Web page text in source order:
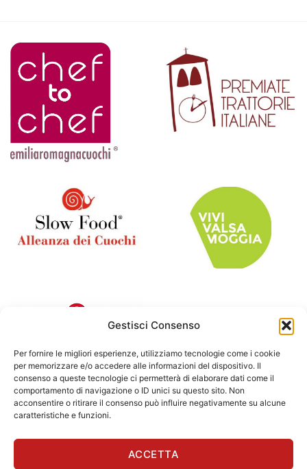
Gestisci Consenso
Per fornire le migliori esperienze, utilizziamo tecnologie come i cookie
per memorizzare e/o accedere alle informazioni del dispositivo. Il
consenso a queste tecnologie ci permetterà di elaborare dati come il
comportamento di navigazione o ID unici su questo sito. Non
acconsentire o ritirare il consenso può influire negativamente su alcune
caratteristiche e funzioni.
ACCETTA